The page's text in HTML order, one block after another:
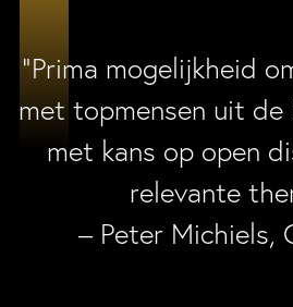
“Prima mogelijkheid
met topmensen uit
met kans op open
relevante
– Peter Michiels,